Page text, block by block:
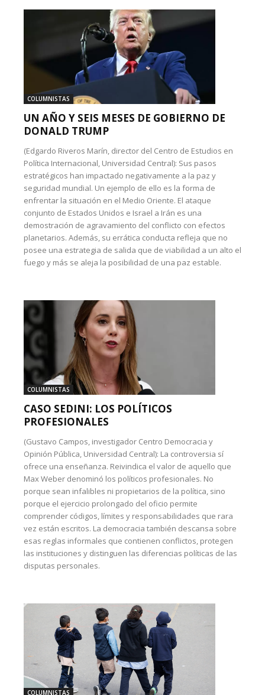
COLUMNISTAS
UN AÑO Y SEIS MESES DE GOBIERNO DE
DONALD TRUMP
(Edgardo Riveros Marín, director del Centro de Estudios en
Política Internacional, Universidad Central): Sus pasos
estratégicos han impactado negativamente a la paz y
seguridad mundial. Un ejemplo de ello es la forma de
enfrentar la situación en el Medio Oriente. El ataque
conjunto de Estados Unidos e Israel a Irán es una
demostración de agravamiento del conflicto con efectos
planetarios. Además, su errática conducta refleja que no
posee una estrategia de salida que de viabilidad a un alto el
fuego y más se aleja la posibilidad de una paz estable.
COLUMNISTAS
CASO SEDINI: LOS POLÍTICOS
PROFESIONALES
(Gustavo Campos, investigador Centro Democracia y
Opinión Pública, Universidad Central): La controversia sí
ofrece una enseñanza. Reivindica el valor de aquello que
Max Weber denominó los políticos profesionales. No
porque sean infalibles ni propietarios de la política, sino
porque el ejercicio prolongado del oficio permite
comprender códigos, límites y responsabilidades que rara
vez están escritos. La democracia también descansa sobre
esas reglas informales que contienen conflictos, protegen
las instituciones y distinguen las diferencias políticas de las
disputas personales.
COLUMNISTAS